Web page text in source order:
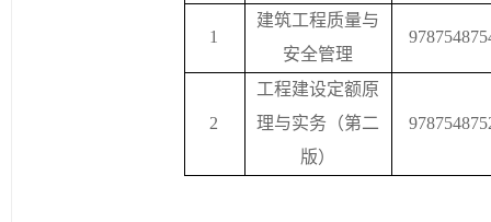
1
建筑工程质量与
安全管理
2
工程建设定额原
理与实务（第二
版）